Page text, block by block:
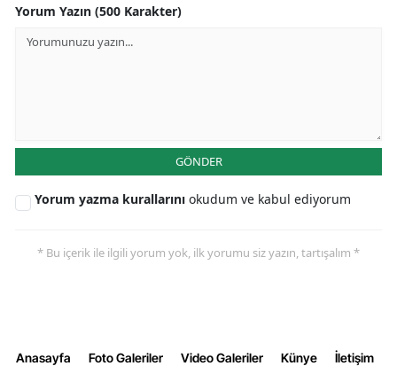
Yorum Yazın (500 Karakter)
GÖNDER
Yorum yazma kurallarını okudum ve kabul ediyorum
* Bu içerik ile ilgili yorum yok, ilk yorumu siz yazın, tartışalım *
Anasayfa Foto Galeriler Video Galeriler Künye İletişim